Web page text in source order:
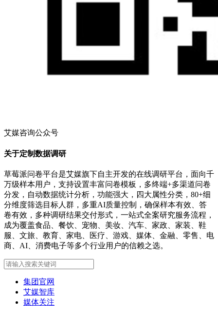
艾媒咨询公众号
关于定制数据调研
草莓派问卷平台是艾媒旗下自主开发的在线调研平台，面向千
万级样本用户，支持设置丰富问卷模板，多终端+多渠道问卷
分发，自动数据统计分析，功能强大，四大属性分类，80+细
分维度筛选目标人群，多重AI质量控制，确保样本有效、答
卷有效，多种调研结果交付形式，一站式全案研究服务流程，
成为覆盖食品、餐饮、宠物、美妆、汽车、家政、家装、鞋
服、文旅、教育、家电、医疗、游戏、媒体、金融、零售、电
商、AI、消费电子等多个行业用户的信赖之选。
集团官网
艾媒智库
媒体关注